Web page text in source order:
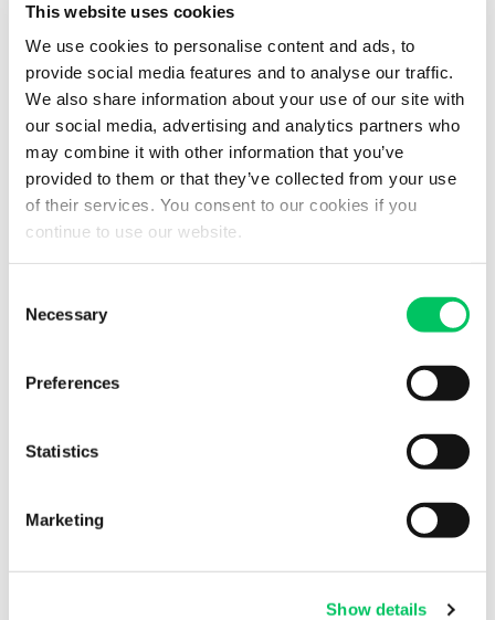
This website uses cookies
We use cookies to personalise content and ads, to
provide social media features and to analyse our traffic.
We also share information about your use of our site with
our social media, advertising and analytics partners who
may combine it with other information that you’ve
provided to them or that they’ve collected from your use
of their services. You consent to our cookies if you
continue to use our website.
Selection
Necessary
Preferences
Statistics
Marketing
Show details
Für Ware aus Nicht-EU-Ländern:
Je nach den Transportspezifikationen und dem
Ursprungsland
werden die eventuell erforderlichen Dokumente
angegeben.
Transport, ADR, Lufttransport, Zollabfertigung, EU-
Sondertransport, Sendungsüberwachung.